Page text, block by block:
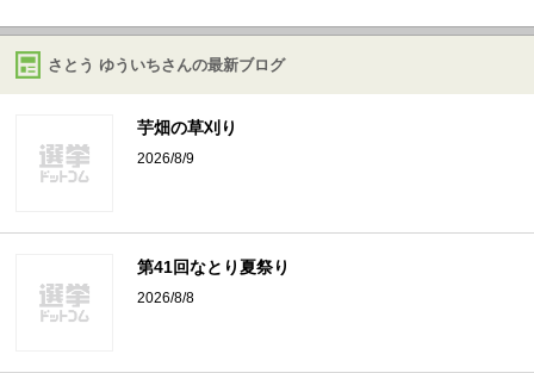
さとう ゆういちさんの最新ブログ
芋畑の草刈り
2026/8/9
第41回なとり夏祭り
2026/8/8